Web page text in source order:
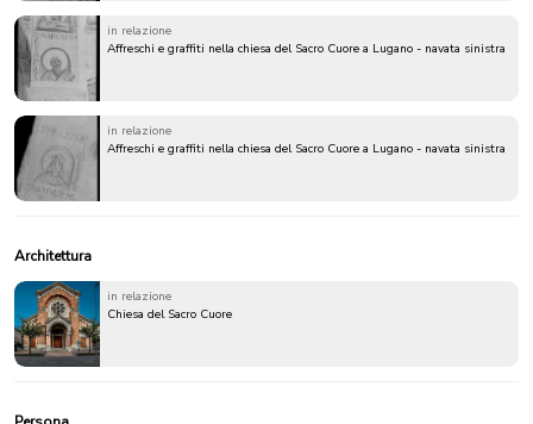
in relazione
Affreschi e graffiti nella chiesa del Sacro Cuore a Lugano - navata sinistra
in relazione
Affreschi e graffiti nella chiesa del Sacro Cuore a Lugano - navata sinistra
Architettura
in relazione
Chiesa del Sacro Cuore